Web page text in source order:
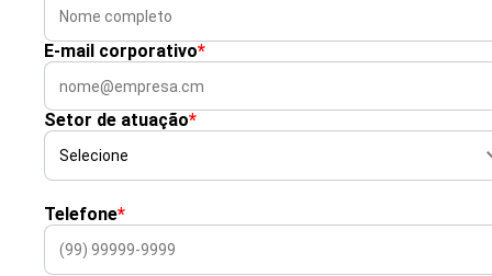
E-mail corporativo*
Setor de atuação*
Telefone*